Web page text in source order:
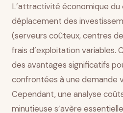
L’attractivité économique du
déplacement des
(serveurs coûteux, centres
frais d’exploitation variables.
des avantages significatifs
confrontées à une demande
Cependant, une analyse
minutieuse s’avère